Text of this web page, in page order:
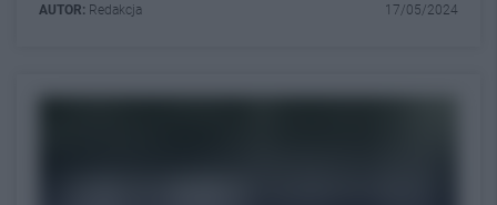
AUTOR: Redakcja 17/05/2024